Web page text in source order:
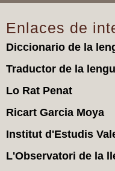
Enlaces de
Diccionario de la
Traductor de la
Lo Rat Penat
Ricart Garcia Moya
Institut d'Estudis
L'Observatori de la